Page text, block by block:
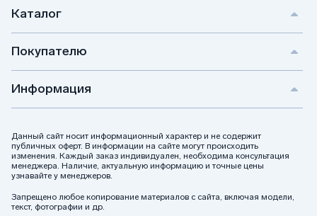
Каталог
Покупателю
Информация
Данный сайт носит информационный характер и не содержит
публичных оферт. В информации на сайте могут происходить
изменения. Каждый заказ индивидуален, необходима консультация
менеджера. Наличие, актуальную информацию и точные цены
узнавайте у менеджеров.
Запрещено любое копирование материалов с сайта, включая модели,
текст, фотографии и др.